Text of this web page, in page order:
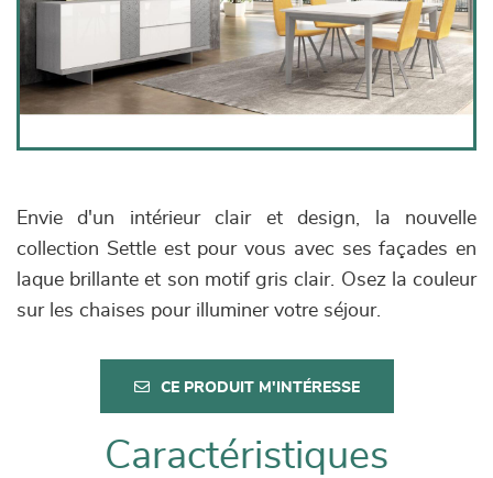
Envie d'un intérieur clair et design, la nouvelle
collection Settle est pour vous avec ses façades en
laque brillante et son motif gris clair. Osez la couleur
sur les chaises pour illuminer votre séjour.
CE PRODUIT M'INTÉRESSE
Caractéristiques